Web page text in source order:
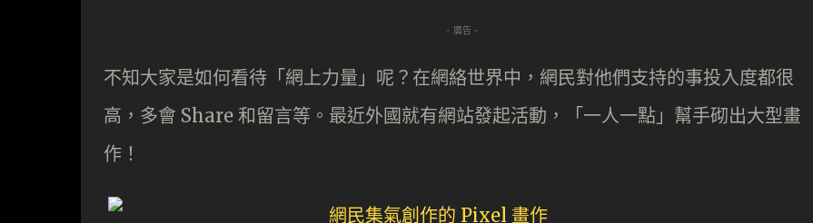
- 廣告 -
不知大家是如何看待「網上力量」呢？在網絡世界中，網民對他們支持的事投入度都很
高，多會 Share 和留言等。最近外國就有網站發起活動，「一人一點」幫手砌出大型畫
作！